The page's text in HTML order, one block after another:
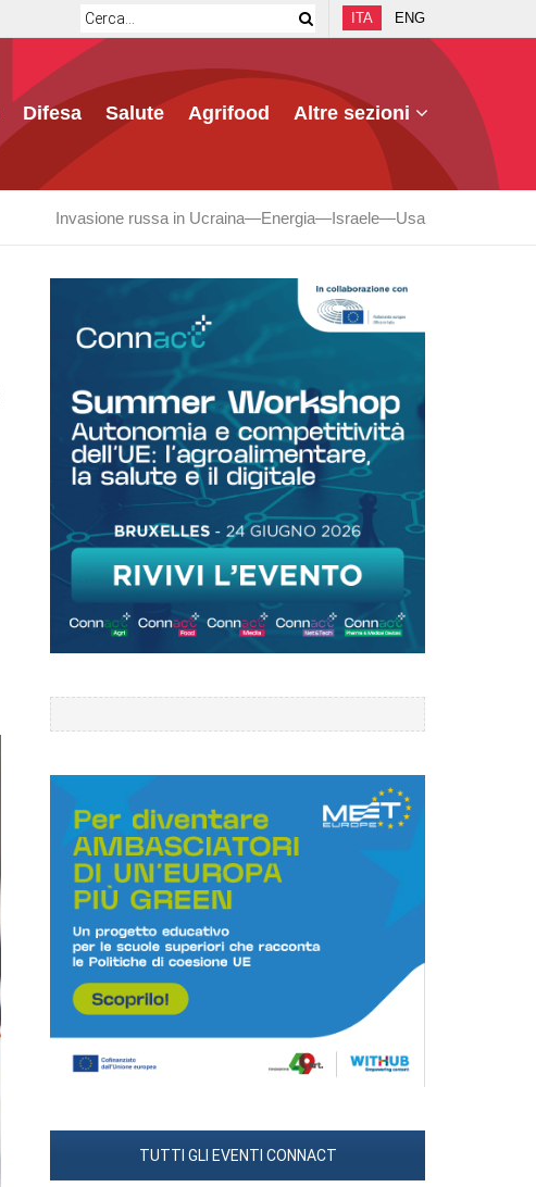
ITA ENG
Difesa Salute Agrifood Altre sezioni
Invasione russa in Ucraina Energia Israele Usa
TUTTI GLI EVENTI CONNACT